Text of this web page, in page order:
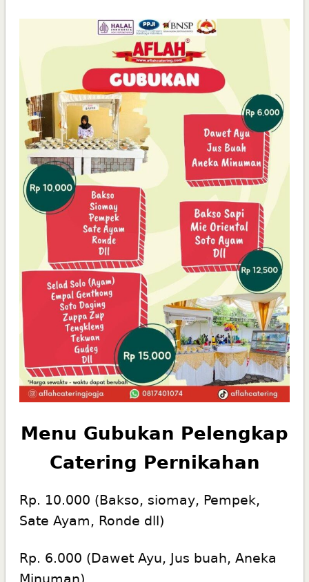
Menu Gubukan Pelengkap
Catering Pernikahan
Rp. 10.000 (Bakso, siomay, Pempek,
Sate Ayam, Ronde dll)
Rp. 6.000 (Dawet Ayu, Jus buah, Aneka
Minuman)